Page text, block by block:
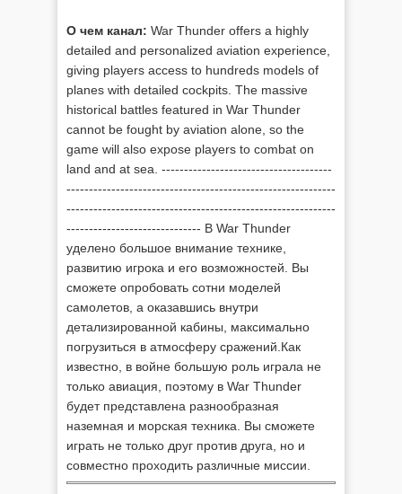
О чем канал: War Thunder offers a highly
detailed and personalized aviation experience,
giving players access to hundreds models of
planes with detailed cockpits. The massive
historical battles featured in War Thunder
cannot be fought by aviation alone, so the
game will also expose players to combat on
land and at sea. --------------------------------------
------------------------------------------------------------
------------------------------------------------------------
------------------------------ В War Thunder
уделено большое внимание технике,
развитию игрока и его возможностей. Вы
сможете опробовать сотни моделей
самолетов, а оказавшись внутри
детализированной кабины, максимально
погрузиться в атмосферу сражений.Как
известно, в войне большую роль играла не
только авиация, поэтому в War Thunder
будет представлена разнообразная
наземная и морская техника. Вы сможете
играть не только друг против друга, но и
совместно проходить различные миссии.